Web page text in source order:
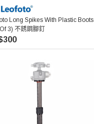
Long Spikes With Plastic Boots
3) 不銹鋼腳釘